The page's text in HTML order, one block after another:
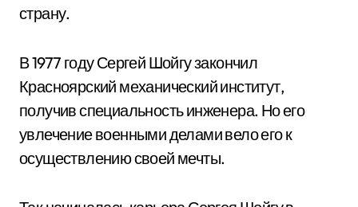
страну.
В 1977 году Сергей Шойгу закончил
Красноярский механический институт,
получив специальность инженера. Но его
увлечение военными делами вело его к
осуществлению своей мечты.